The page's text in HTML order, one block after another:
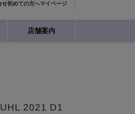
せ初めての方へマイページ
店舗案内
2021 D1